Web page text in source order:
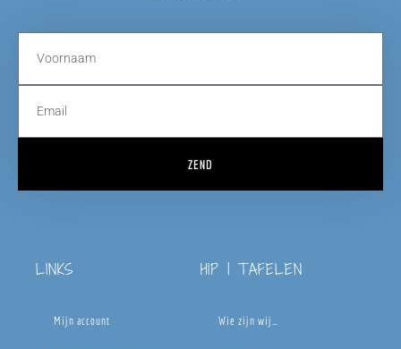
ZEND
LINKS
Mijn account
HIP | TAFELEN
Wie zijn wij…